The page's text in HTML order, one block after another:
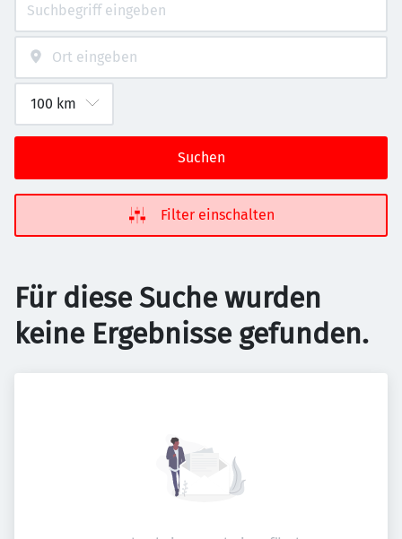
Suchen
Filter einschalten
Für diese Suche wurden
keine Ergebnisse gefunden.